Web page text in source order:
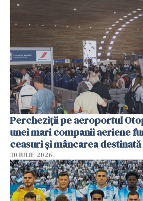
Percheziții pe aeroportul
unei mari companii aeriene
ceasuri și mâncarea
30 IULIE 2026